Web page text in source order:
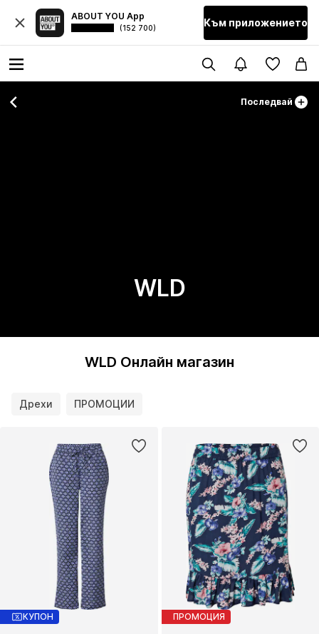
ABOUT YOU App
(152 700) Към приложението
Последвай
WLD
WLD Онлайн магазин
Дрехи ПРОМОЦИИ
КУПОН ПРОМОЦИЯ